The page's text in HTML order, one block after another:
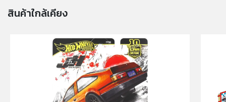
สินค้าใกล้เคียง